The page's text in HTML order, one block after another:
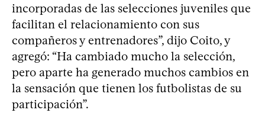
incorporadas de las selecciones juveniles que
facilitan el relacionamiento con sus
compañeros y entrenadores”, dijo Coito, y
agregó: “Ha cambiado mucho la selección,
pero aparte ha generado muchos cambios en
la sensación que tienen los futbolistas de su
participación”.